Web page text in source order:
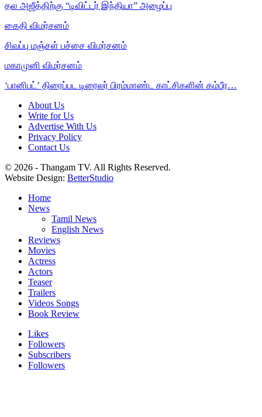
தல அஜீத்திற்கு “டிவிட்டர் இந்தியா” அழைப்பு
கைதி விமர்சனம்
சிவப்பு மஞ்சள் பச்சை விமர்சனம்
மகாமுனி விமர்சனம்
‘பானிபட்’ திரைப்பட டிரைலர் பிரம்மாண்ட காட்சிகளின் கம்பீர…
About Us
Write for Us
Advertise With Us
Privacy Policy
Contact Us
© 2026 - Thangam TV. All Rights Reserved.
Website Design: BetterStudio
Home
News
Tamil News
English News
Reviews
Movies
Actress
Actors
Teaser
Trailers
Videos Songs
Book Review
Likes
Followers
Subscribers
Followers